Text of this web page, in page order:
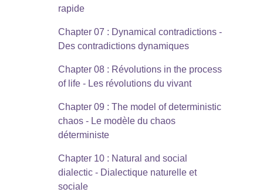
rapide
Chapter 07 : Dynamical contradictions -
Des contradictions dynamiques
Chapter 08 : Révolutions in the process
of life - Les révolutions du vivant
Chapter 09 : The model of deterministic
chaos - Le modèle du chaos
déterministe
Chapter 10 : Natural and social
dialectic - Dialectique naturelle et
sociale